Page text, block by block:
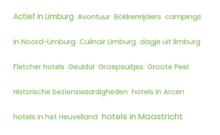
Actief in Limburg Avontuur Bokkenrijders campings
in Noord-Limburg Culinair Limburg dagje uit limburg
Fletcher hotels Geuldal Groepsuitjes Groote Peel
Historische bezienswaardigheden hotels in Arcen
hotels in het Heuvelland hotels in Maastricht